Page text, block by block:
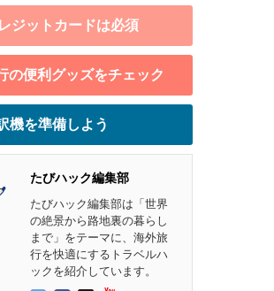
ジットカードは必須
の便利グッズをチェック
機を準備しよう
たびハック編集部
たびハック編集部は「世界
の絶景から路地裏の暮らし
まで」をテーマに、海外旅
行を快適にするトラベルハ
ックを紹介しています。